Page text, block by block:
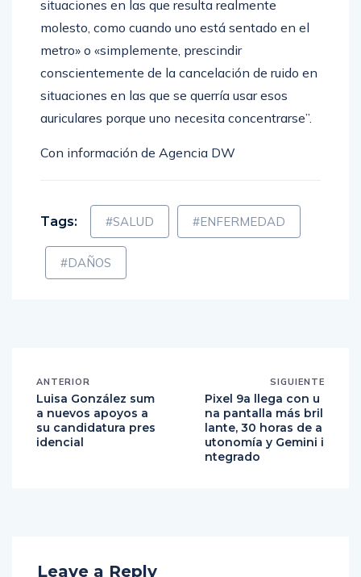
situaciones en las que resulta realmente
molesto, como cuando uno está sentado en el
metro» o «simplemente, prescindir
conscientemente de la cancelación de ruido en
situaciones en las que se querría usar esos
auriculares porque uno necesita concentrarse”.
Con información de Agencia DW
Tags: #SALUD #ENFERMEDAD
#DAÑOS
ANTERIOR
Luisa González sum
a nuevos apoyos a
su candidatura pres
idencial
SIGUIENTE
Pixel 9a llega con u
na pantalla más bril
lante, 30 horas de a
utonomía y Gemini i
ntegrado
Leave a Reply